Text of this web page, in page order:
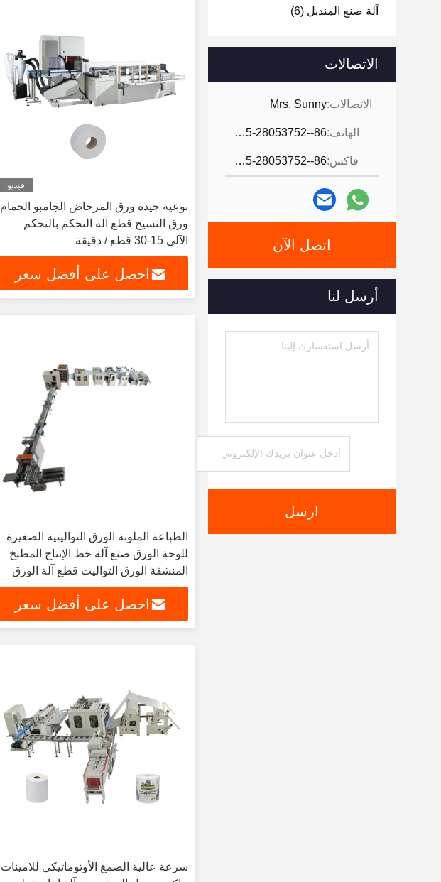
آلة صنع المنديل (6)
الاتصالات
الاتصالات:Mrs. Sunny
الهاتف: 86--0595-28053752
فاكس: 86--0595-28053752
اتصل الآن
أرسل لنا
ارسل
فيديو
نوعية جيدة ورق المرحاض الجامبو الحمام
ورق النسيج قطع آلة التحكم بالتحكم
الآلي 15-30 قطع / دقيقة
احصل على أفضل سعر
الطباعة الملونة الورق التواليتية الصغيرة
للوحة الورق صنع آلة خط الإنتاج المطبخ
المنشفة الورق التواليت قطع آلة الورق
التواليتية حزمة الورق
احصل على أفضل سعر
سرعة عالية الصمغ الأوتوماتيكي للامينات